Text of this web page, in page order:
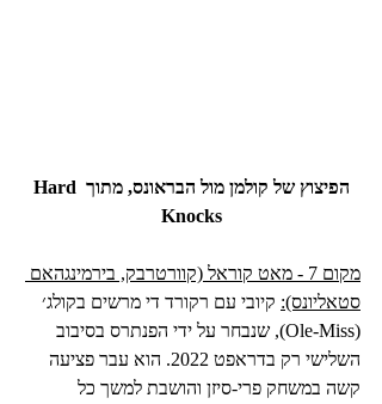
הפיצוץ של קולמן מול הבראונס, מתוך Hard
Knocks
מקום 7 - מאט קוראל (קוורטרבק, בירמינגהאם
סטאליונס): קיובי עם רקורד די מרשים בקולג׳
(Ole-Miss), שנבחר על ידי הפנתרס בסיבוב
השלישי רק בדראפט 2022. הוא עבר פציעה
קשה במשחק פרי-סיזן והושבת למשך כל